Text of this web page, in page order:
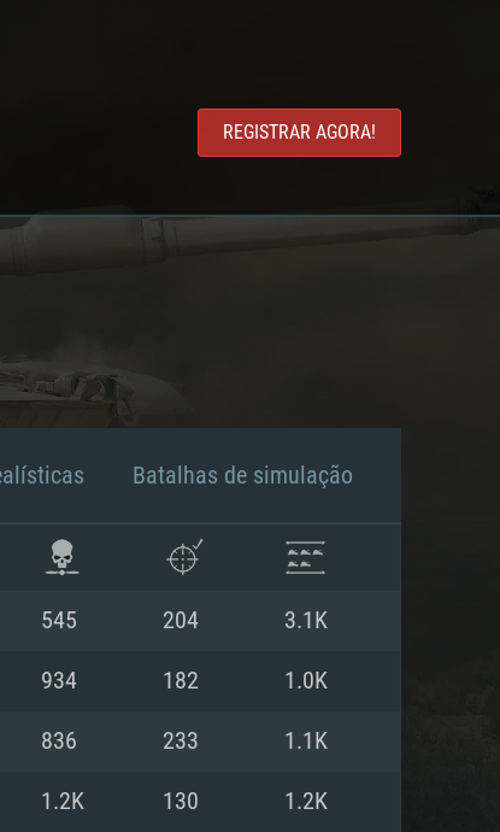
REGISTRAR AGORA!
Batalhas de simulação
545 204 3.1K
934 182 1.0K
836 233 1.1K
1.2K 130 1.2K